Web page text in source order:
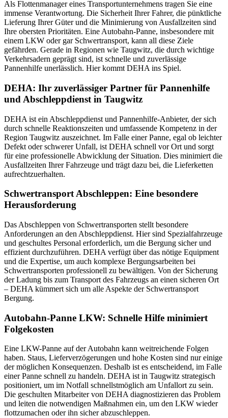
Als Flottenmanager eines Transportunternehmens tragen Sie eine
immense Verantwortung. Die Sicherheit Ihrer Fahrer, die pünktliche
Lieferung Ihrer Güter und die Minimierung von Ausfallzeiten sind
Ihre obersten Prioritäten. Eine Autobahn-Panne, insbesondere mit
einem LKW oder gar Schwertransport, kann all diese Ziele
gefährden. Gerade in Regionen wie Taugwitz, die durch wichtige
Verkehrsadern geprägt sind, ist schnelle und zuverlässige
Pannenhilfe unerlässlich. Hier kommt DEHA ins Spiel.
DEHA: Ihr zuverlässiger Partner für Pannenhilfe
und Abschleppdienst in Taugwitz
DEHA ist ein Abschleppdienst und Pannenhilfe-Anbieter, der sich
durch schnelle Reaktionszeiten und umfassende Kompetenz in der
Region Taugwitz auszeichnet. Im Falle einer Panne, egal ob leichter
Defekt oder schwerer Unfall, ist DEHA schnell vor Ort und sorgt
für eine professionelle Abwicklung der Situation. Dies minimiert die
Ausfallzeiten Ihrer Fahrzeuge und trägt dazu bei, die Lieferketten
aufrechtzuerhalten.
Schwertransport Abschleppen: Eine besondere
Herausforderung
Das Abschleppen von Schwertransporten stellt besondere
Anforderungen an den Abschleppdienst. Hier sind Spezialfahrzeuge
und geschultes Personal erforderlich, um die Bergung sicher und
effizient durchzuführen. DEHA verfügt über das nötige Equipment
und die Expertise, um auch komplexe Bergungsarbeiten bei
Schwertransporten professionell zu bewältigen. Von der Sicherung
der Ladung bis zum Transport des Fahrzeugs an einen sicheren Ort
– DEHA kümmert sich um alle Aspekte der Schwertransport
Bergung.
Autobahn-Panne LKW: Schnelle Hilfe minimiert
Folgekosten
Eine LKW-Panne auf der Autobahn kann weitreichende Folgen
haben. Staus, Lieferverzögerungen und hohe Kosten sind nur einige
der möglichen Konsequenzen. Deshalb ist es entscheidend, im Falle
einer Panne schnell zu handeln. DEHA ist in Taugwitz strategisch
positioniert, um im Notfall schnellstmöglich am Unfallort zu sein.
Die geschulten Mitarbeiter von DEHA diagnostizieren das Problem
und leiten die notwendigen Maßnahmen ein, um den LKW wieder
flottzumachen oder ihn sicher abzuschleppen.